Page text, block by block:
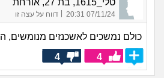
טלי_1615, בת 27, אורחת
07/11/24 20:31 דווח על עצה זו
כולם נמשכים לאשכנזים מנומשים,
4
4